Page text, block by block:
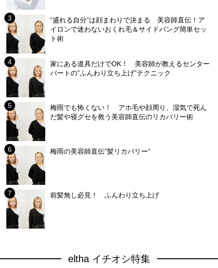
“盛れる自分”は顔まわりで決まる 美容師直伝！ア
イロンで迷わないおくれ毛＆サイドバング簡単セッ
ト術
家にある道具だけでOK！ 美容師が教えるセンター
パートの”ふんわり立ち上げ”テクニック
梅雨でも怖くない！ アホ毛や顔周り、湿気で死ん
だ髪や寝グセを救う美容師直伝のリカバリー術
梅雨の美容師直伝”髪リカバリー”
前髪無し必見！ ふんわり立ち上げ
eltha イチオシ特集